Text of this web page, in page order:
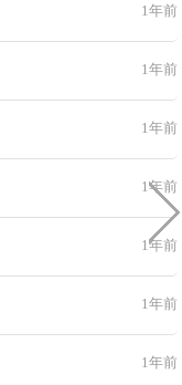
1年前
1年前
1年前
1年前
1年前
1年前
1年前